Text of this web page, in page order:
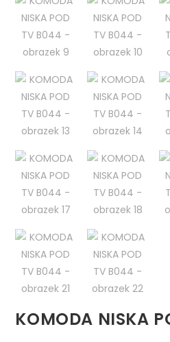
KOMODA NISKA